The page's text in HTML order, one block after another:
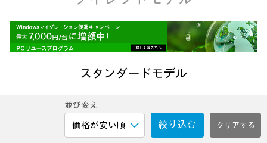
スタンダードモデル
絞り込む
並び変え